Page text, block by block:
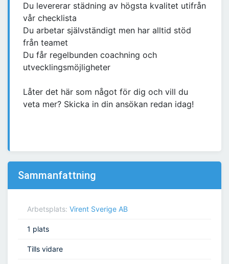
Du levererar städning av högsta kvalitet utifrån
vår checklista
Du arbetar självständigt men har alltid stöd
från teamet
Du får regelbunden coachning och
utvecklingsmöjligheter
Låter det här som något för dig och vill du
veta mer? Skicka in din ansökan redan idag!
Sammanfattning
Arbetsplats: Virent Sverige AB
1 plats
Tills vidare